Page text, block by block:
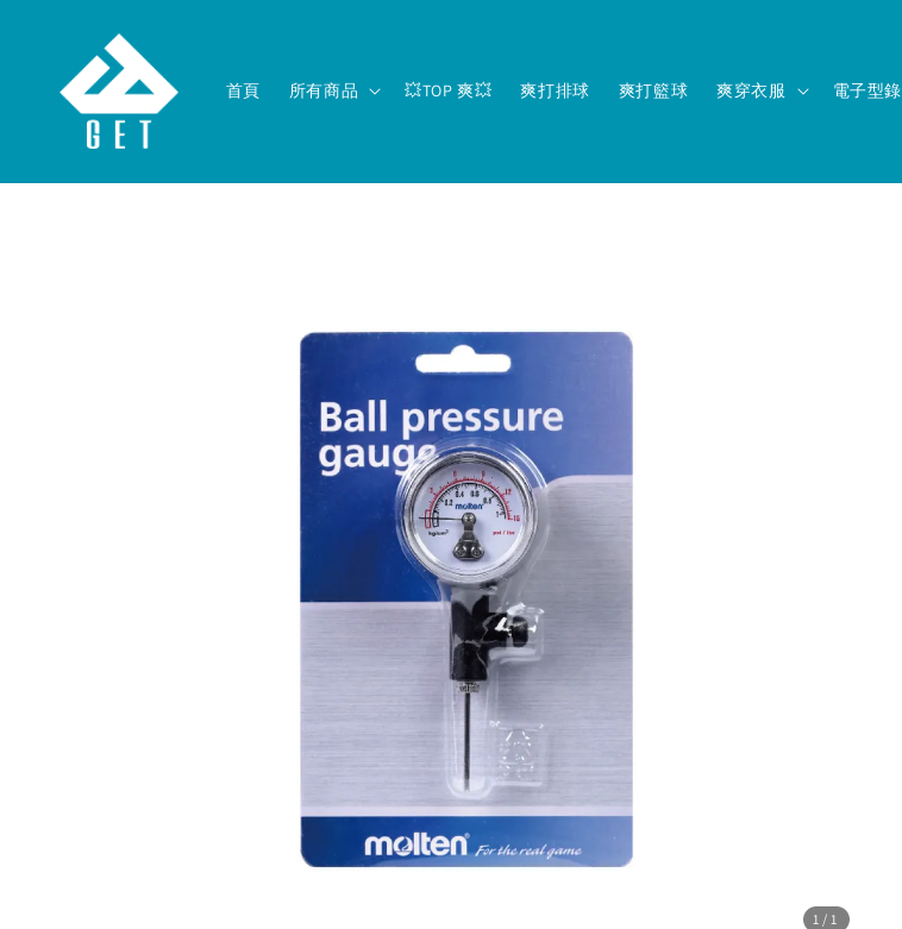
首頁 所有商品 💥TOP 爽💥 爽打排球 爽打籃球 爽穿衣服 電子型錄
1 /1